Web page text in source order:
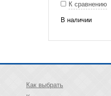
К сравнению
В наличии
Как выбрать